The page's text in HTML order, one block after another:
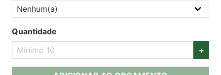
Quantidade
+